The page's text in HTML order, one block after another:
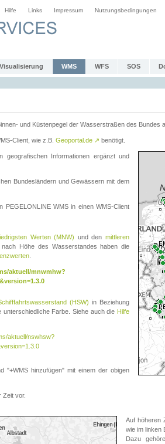
Hilfe Links Impressum Nutzungsbedingungen
Visualisierung WMS WFS SOS
und Küstenpegel der Wasserstraßen des Bundes
Client, wie z.B. Geoportal.de ↗ benötigt.
geografischen Informationen ergänzt und
Bundesländern und Gewässern mit dem
WMS in einen WMS-Client
Werten (MNW) und denmittleren
Höhe des Wasserstandes haben die
aktuell/mnwmhw?
(HSW) in Beziehung
Farbe. Siehe auch die Hilfe
aktuell/nswhsw?
"+WMS hinzufügen" mit einem der obigen
Zeit vor.
Auf höheren
wie im linken
Dazu